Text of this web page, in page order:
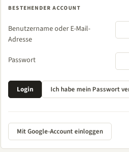
BESTEHENDER ACCOUNT
Benutzername oder E-Mail-
Adresse
Passwort
Mit Google-Account einloggen